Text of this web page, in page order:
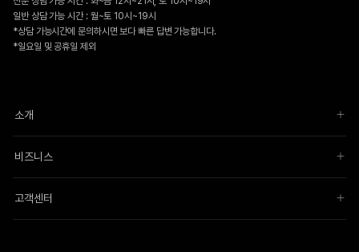
일반 상담 가능 시간 : 월~토 10시~19시
*상담 가능시간에 문의하시면 보다 빠른 답변 가능합니다.
*일요일 및 공휴일 제외
소개
비즈니스
고객센터